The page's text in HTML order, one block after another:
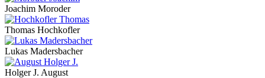
Joachim Moroder
Thomas Hochkofler
Lukas Madersbacher
Holger J. August